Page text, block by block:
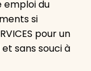
emploi du
si
pour un
sans souci à